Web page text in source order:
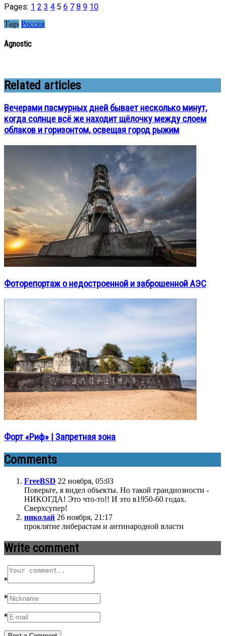
Pages: 1 2 3 4 5 6 7 8 9 10
Tags Россия
Agnostic
Related articles
Вечерами пасмурных дней бывает несколько минут,
когда солнце всё же находит щёлочку между слоем
облаков и горизонтом, освещая город рыжим
Фоторепортаж о недостроенной и заброшенной АЭС
Форт «Риф» | Запретная зона
Comments
FreeBSD 22 ноября, 05:03
Поверьте, я видел объекты. Но такой грандиозности -
НИКОГДА! Это что-то!! И это в1950-60 годах.
Сверхсупер!
николай 26 ноября, 21:17
проклятие либерастам и антинародной власти
Write comment
*
*
*